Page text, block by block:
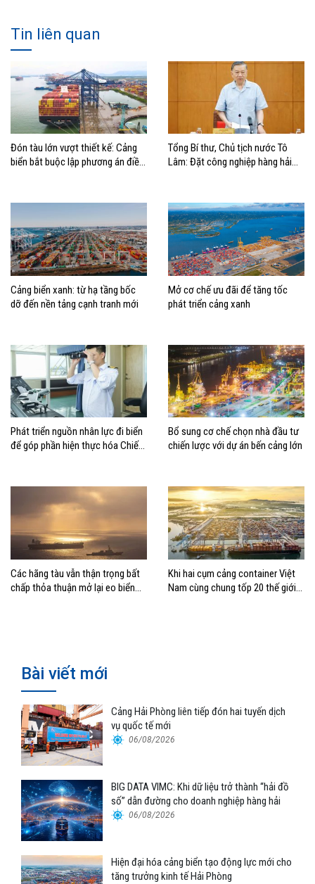
Tin liên quan
Đón tàu lớn vượt thiết kế: Cảng
biển bắt buộc lập phương án điều
Tổng Bí thư, Chủ tịch nước Tô
Lâm: Đặt công nghiệp hàng hải
biển mạnh
Cảng biển xanh: từ hạ tầng bốc
dỡ đến nền tảng cạnh tranh mới
Mở cơ chế ưu đãi để tăng tốc
phát triển cảng xanh
Phát triển nguồn nhân lực đi biển
để góp phần hiện thực hóa Chiến
Bổ sung cơ chế chọn nhà đầu tư
chiến lược với dự án bến cảng lớn
Các hãng tàu vẫn thận trọng bất
chấp thỏa thuận mở lại eo biển
Khi hai cụm cảng container Việt
Nam cùng chung tốp 20 thế giới
Bài viết mới
Cảng Hải Phòng liên tiếp đón hai tuyến dịch
vụ quốc tế mới
06/08/2026
BIG DATA VIMC: Khi dữ liệu trở thành “hải đồ
số” dẫn đường cho doanh nghiệp hàng hải
06/08/2026
Hiện đại hóa cảng biển tạo động lực mới cho
tăng trưởng kinh tế Hải Phòng